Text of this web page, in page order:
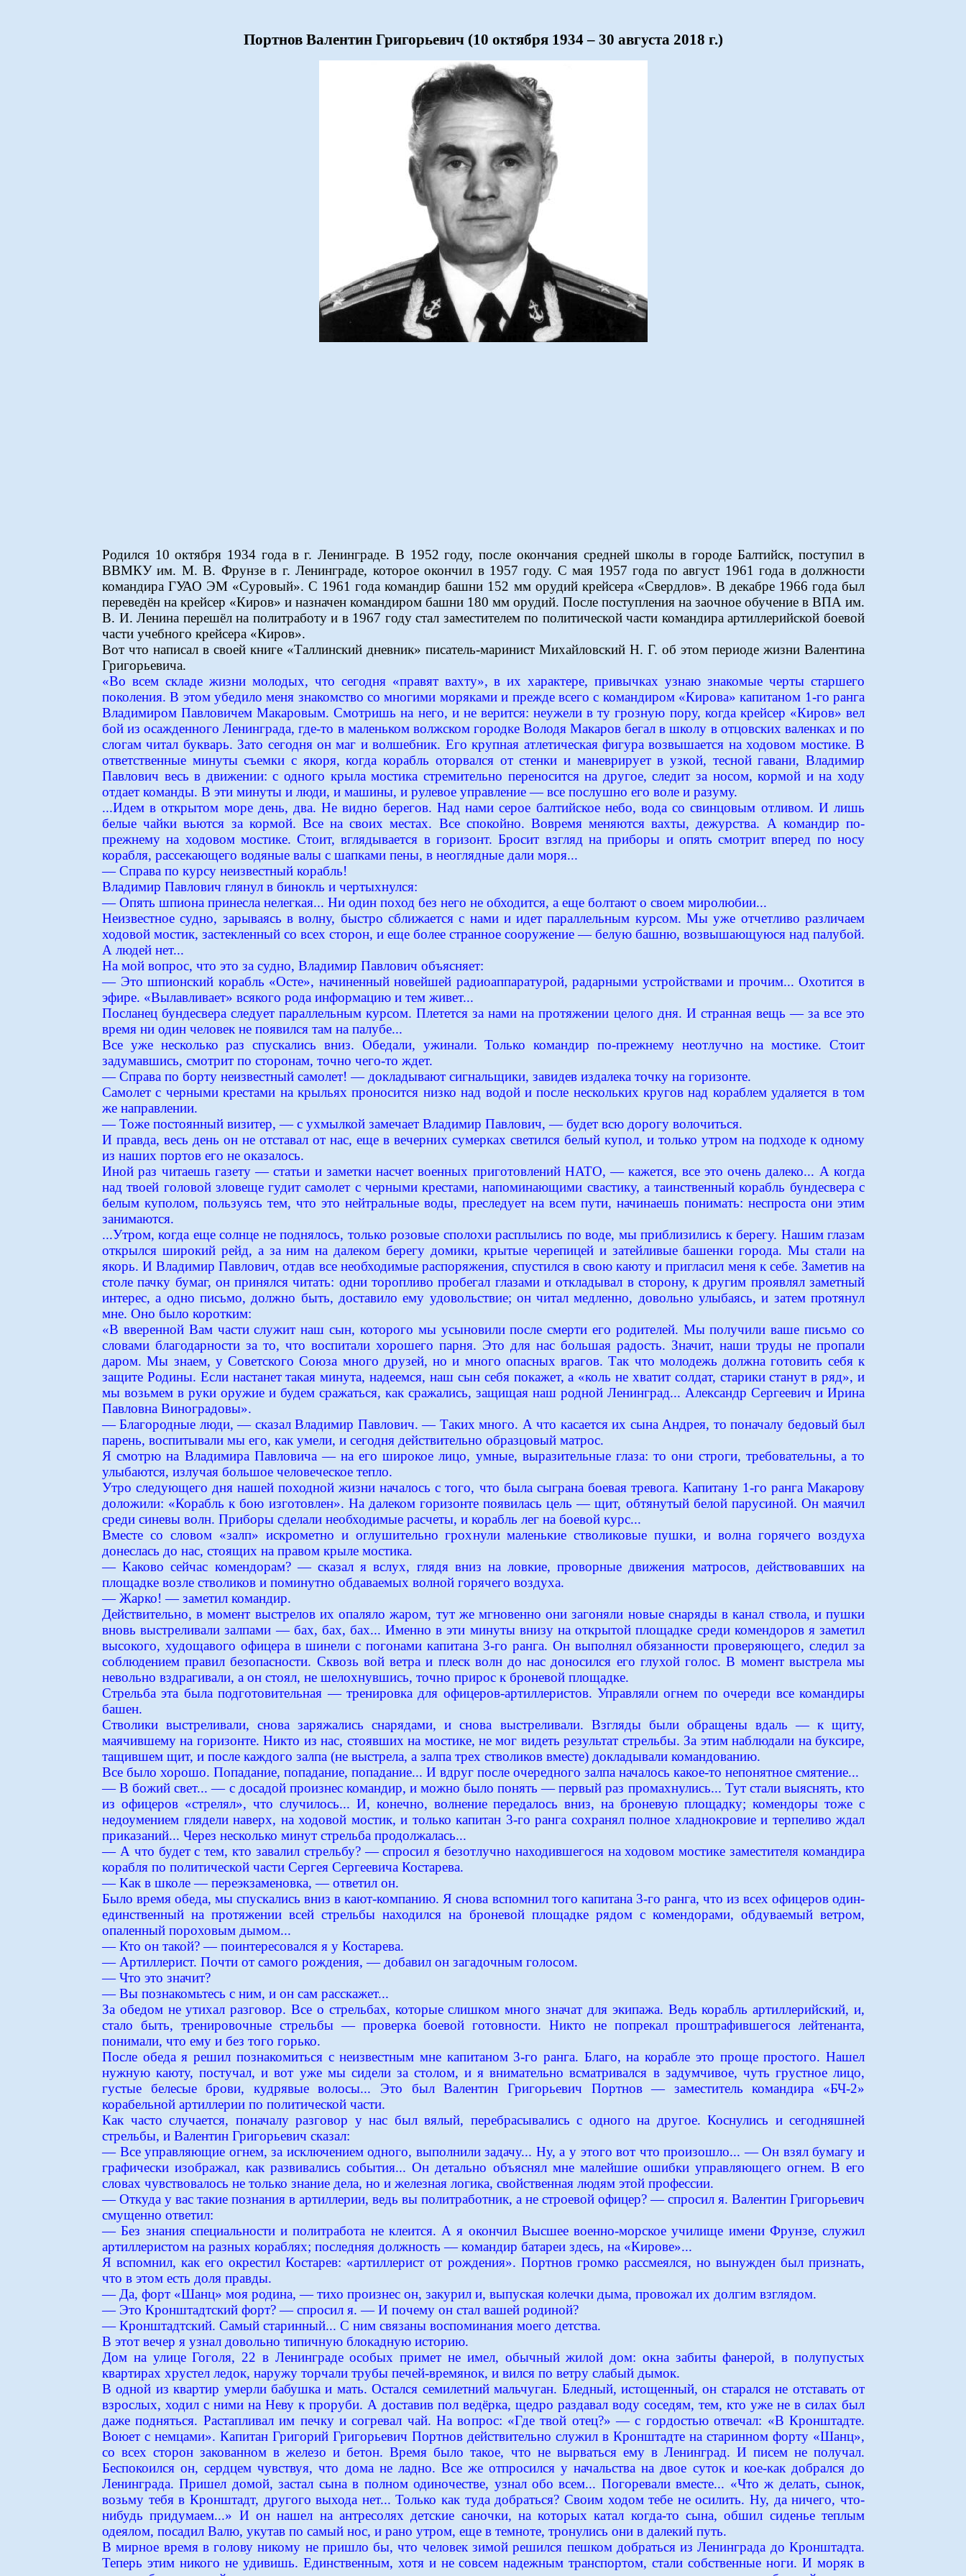
Портнов Валентин Григорьевич (10 октября 1934 – 30 августа 2018 г.)
Родился 10 октября 1934 года в г. Ленинграде. В 1952 году, после окончания средней школы в городе Балтийск, поступил в
ВВМКУ им. М. В. Фрунзе в г. Ленинграде, которое окончил в 1957 году. С мая 1957 года по август 1961 года в должности
командира ГУАО ЭМ «Суровый». С 1961 года командир башни 152 мм орудий крейсера «Свердлов». В декабре 1966 года был
переведён на крейсер «Киров» и назначен командиром башни 180 мм орудий. После поступления на заочное обучение в ВПА им.
В. И. Ленина перешёл на политработу и в 1967 году стал заместителем по политической части командира артиллерийской боевой
части учебного крейсера «Киров».
Вот что написал в своей книге «Таллинский дневник» писатель-маринист Михайловский Н. Г. об этом периоде жизни Валентина
Григорьевича.
«Во всем складе жизни молодых, что сегодня «правят вахту», в их характере, привычках узнаю знакомые черты старшего
поколения. В этом убедило меня знакомство со многими моряками и прежде всего с командиром «Кирова» капитаном 1-го ранга
Владимиром Павловичем Макаровым. Смотришь на него, и не верится: неужели в ту грозную пору, когда крейсер «Киров» вел
бой из осажденного Ленинграда, где-то в маленьком волжском городке Володя Макаров бегал в школу в отцовских валенках и по
слогам читал букварь. Зато сегодня он маг и волшебник. Его крупная атлетическая фигура возвышается на ходовом мостике. В
ответственные минуты съемки с якоря, когда корабль оторвался от стенки и маневрирует в узкой, тесной гавани, Владимир
Павлович весь в движении: с одного крыла мостика стремительно переносится на другое, следит за носом, кормой и на ходу
отдает команды. В эти минуты и люди, и машины, и рулевое управление — все послушно его воле и разуму.
...Идем в открытом море день, два. Не видно берегов. Над нами серое балтийское небо, вода со свинцовым отливом. И лишь
белые чайки вьются за кормой. Все на своих местах. Все спокойно. Вовремя меняются вахты, дежурства. А командир по-
прежнему на ходовом мостике. Стоит, вглядывается в горизонт. Бросит взгляд на приборы и опять смотрит вперед по носу
корабля, рассекающего водяные валы с шапками пены, в неоглядные дали моря...
— Справа по курсу неизвестный корабль!
Владимир Павлович глянул в бинокль и чертыхнулся:
— Опять шпиона принесла нелегкая... Ни один поход без него не обходится, а еще болтают о своем миролюбии...
Неизвестное судно, зарываясь в волну, быстро сближается с нами и идет параллельным курсом. Мы уже отчетливо различаем
ходовой мостик, застекленный со всех сторон, и еще более странное сооружение — белую башню, возвышающуюся над палубой.
А людей нет...
На мой вопрос, что это за судно, Владимир Павлович объясняет:
— Это шпионский корабль «Осте», начиненный новейшей радиоаппаратурой, радарными устройствами и прочим... Охотится в
эфире. «Вылавливает» всякого рода информацию и тем живет...
Посланец бундесвера следует параллельным курсом. Плетется за нами на протяжении целого дня. И странная вещь — за все это
время ни один человек не появился там на палубе...
Все уже несколько раз спускались вниз. Обедали, ужинали. Только командир по-прежнему неотлучно на мостике. Стоит
задумавшись, смотрит по сторонам, точно чего-то ждет.
— Справа по борту неизвестный самолет! — докладывают сигнальщики, завидев издалека точку на горизонте.
Самолет с черными крестами на крыльях проносится низко над водой и после нескольких кругов над кораблем удаляется в том
же направлении.
— Тоже постоянный визитер, — с ухмылкой замечает Владимир Павлович, — будет всю дорогу волочиться.
И правда, весь день он не отставал от нас, еще в вечерних сумерках светился белый купол, и только утром на подходе к одному
из наших портов его не оказалось.
Иной раз читаешь газету — статьи и заметки насчет военных приготовлений НАТО, — кажется, все это очень далеко... А когда
над твоей головой зловеще гудит самолет с черными крестами, напоминающими свастику, а таинственный корабль бундесвера с
белым куполом, пользуясь тем, что это нейтральные воды, преследует на всем пути, начинаешь понимать: неспроста они этим
занимаются.
...Утром, когда еще солнце не поднялось, только розовые сполохи расплылись по воде, мы приблизились к берегу. Нашим глазам
открылся широкий рейд, а за ним на далеком берегу домики, крытые черепицей и затейливые башенки города. Мы стали на
якорь. И Владимир Павлович, отдав все необходимые распоряжения, спустился в свою каюту и пригласил меня к себе. Заметив на
столе пачку бумаг, он принялся читать: одни торопливо пробегал глазами и откладывал в сторону, к другим проявлял заметный
интерес, а одно письмо, должно быть, доставило ему удовольствие; он читал медленно, довольно улыбаясь, и затем протянул
мне. Оно было коротким:
«В вверенной Вам части служит наш сын, которого мы усыновили после смерти его родителей. Мы получили ваше письмо со
словами благодарности за то, что воспитали хорошего парня. Это для нас большая радость. Значит, наши труды не пропали
даром. Мы знаем, у Советского Союза много друзей, но и много опасных врагов. Так что молодежь должна готовить себя к
защите Родины. Если настанет такая минута, надеемся, наш сын себя покажет, а «коль не хватит солдат, старики станут в ряд», и
мы возьмем в руки оружие и будем сражаться, как сражались, защищая наш родной Ленинград... Александр Сергеевич и Ирина
Павловна Виноградовы».
— Благородные люди, — сказал Владимир Павлович. — Таких много. А что касается их сына Андрея, то поначалу бедовый был
парень, воспитывали мы его, как умели, и сегодня действительно образцовый матрос.
Я смотрю на Владимира Павловича — на его широкое лицо, умные, выразительные глаза: то они строги, требовательны, а то
улыбаются, излучая большое человеческое тепло.
Утро следующего дня нашей походной жизни началось с того, что была сыграна боевая тревога. Капитану 1-го ранга Макарову
доложили: «Корабль к бою изготовлен». На далеком горизонте появилась цель — щит, обтянутый белой парусиной. Он маячил
среди синевы волн. Приборы сделали необходимые расчеты, и корабль лег на боевой курс...
Вместе со словом «залп» искрометно и оглушительно грохнули маленькие стволиковые пушки, и волна горячего воздуха
донеслась до нас, стоящих на правом крыле мостика.
— Каково сейчас комендорам? — сказал я вслух, глядя вниз на ловкие, проворные движения матросов, действовавших на
площадке возле стволиков и поминутно обдаваемых волной горячего воздуха.
— Жарко! — заметил командир.
Действительно, в момент выстрелов их опаляло жаром, тут же мгновенно они загоняли новые снаряды в канал ствола, и пушки
вновь выстреливали залпами — бах, бах, бах... Именно в эти минуты внизу на открытой площадке среди комендоров я заметил
высокого, худощавого офицера в шинели с погонами капитана 3-го ранга. Он выполнял обязанности проверяющего, следил за
соблюдением правил безопасности. Сквозь вой ветра и плеск волн до нас доносился его глухой голос. В момент выстрела мы
невольно вздрагивали, а он стоял, не шелохнувшись, точно прирос к броневой площадке.
Стрельба эта была подготовительная — тренировка для офицеров-артиллеристов. Управляли огнем по очереди все командиры
башен.
Стволики выстреливали, снова заряжались снарядами, и снова выстреливали. Взгляды были обращены вдаль — к щиту,
маячившему на горизонте. Никто из нас, стоявших на мостике, не мог видеть результат стрельбы. За этим наблюдали на буксире,
тащившем щит, и после каждого залпа (не выстрела, а залпа трех стволиков вместе) докладывали командованию.
Все было хорошо. Попадание, попадание, попадание... И вдруг после очередного залпа началось какое-то непонятное смятение...
— В божий свет... — с досадой произнес командир, и можно было понять — первый раз промахнулись... Тут стали выяснять, кто
из офицеров «стрелял», что случилось... И, конечно, волнение передалось вниз, на броневую площадку; комендоры тоже с
недоумением глядели наверх, на ходовой мостик, и только капитан 3-го ранга сохранял полное хладнокровие и терпеливо ждал
приказаний... Через несколько минут стрельба продолжалась...
— А что будет с тем, кто завалил стрельбу? — спросил я безотлучно находившегося на ходовом мостике заместителя командира
корабля по политической части Сергея Сергеевича Костарева.
— Как в школе — переэкзаменовка, — ответил он.
Было время обеда, мы спускались вниз в кают-компанию. Я снова вспомнил того капитана 3-го ранга, что из всех офицеров один-
единственный на протяжении всей стрельбы находился на броневой площадке рядом с комендорами, обдуваемый ветром,
опаленный пороховым дымом...
— Кто он такой? — поинтересовался я у Костарева.
— Артиллерист. Почти от самого рождения, — добавил он загадочным голосом.
— Что это значит?
— Вы познакомьтесь с ним, и он сам расскажет...
За обедом не утихал разговор. Все о стрельбах, которые слишком много значат для экипажа. Ведь корабль артиллерийский, и,
стало быть, тренировочные стрельбы — проверка боевой готовности. Никто не попрекал проштрафившегося лейтенанта,
понимали, что ему и без того горько.
После обеда я решил познакомиться с неизвестным мне капитаном 3-го ранга. Благо, на корабле это проще простого. Нашел
нужную каюту, постучал, и вот уже мы сидели за столом, и я внимательно всматривался в задумчивое, чуть грустное лицо,
густые белесые брови, кудрявые волосы... Это был Валентин Григорьевич Портнов — заместитель командира «БЧ-2»
корабельной артиллерии по политической части.
Как часто случается, поначалу разговор у нас был вялый, перебрасывались с одного на другое. Коснулись и сегодняшней
стрельбы, и Валентин Григорьевич сказал:
— Все управляющие огнем, за исключением одного, выполнили задачу... Ну, а у этого вот что произошло... — Он взял бумагу и
графически изображал, как развивались события... Он детально объяснял мне малейшие ошибки управляющего огнем. В его
словах чувствовалось не только знание дела, но и железная логика, свойственная людям этой профессии.
— Откуда у вас такие познания в артиллерии, ведь вы политработник, а не строевой офицер? — спросил я. Валентин Григорьевич
смущенно ответил:
— Без знания специальности и политработа не клеится. А я окончил Высшее военно-морское училище имени Фрунзе, служил
артиллеристом на разных кораблях; последняя должность — командир батареи здесь, на «Кирове»...
Я вспомнил, как его окрестил Костарев: «артиллерист от рождения». Портнов громко рассмеялся, но вынужден был признать,
что в этом есть доля правды.
— Да, форт «Шанц» моя родина, — тихо произнес он, закурил и, выпуская колечки дыма, провожал их долгим взглядом.
— Это Кронштадтский форт? — спросил я. — И почему он стал вашей родиной?
— Кронштадтский. Самый старинный... С ним связаны воспоминания моего детства.
В этот вечер я узнал довольно типичную блокадную историю.
Дом на улице Гоголя, 22 в Ленинграде особых примет не имел, обычный жилой дом: окна забиты фанерой, в полупустых
квартирах хрустел ледок, наружу торчали трубы печей-времянок, и вился по ветру слабый дымок.
В одной из квартир умерли бабушка и мать. Остался семилетний мальчуган. Бледный, истощенный, он старался не отставать от
взрослых, ходил с ними на Неву к проруби. А доставив пол ведёрка, щедро раздавал воду соседям, тем, кто уже не в силах был
даже подняться. Растапливал им печку и согревал чай. На вопрос: «Где твой отец?» — с гордостью отвечал: «В Кронштадте.
Воюет с немцами». Капитан Григорий Григорьевич Портнов действительно служил в Кронштадте на старинном форту «Шанц»,
со всех сторон закованном в железо и бетон. Время было такое, что не вырваться ему в Ленинград. И писем не получал.
Беспокоился он, сердцем чувствуя, что дома не ладно. Все же отпросился у начальства на двое суток и кое-как добрался до
Ленинграда. Пришел домой, застал сына в полном одиночестве, узнал обо всем... Погоревали вместе... «Что ж делать, сынок,
возьму тебя в Кронштадт, другого выхода нет... Только как туда добраться? Своим ходом тебе не осилить. Ну, да ничего, что-
нибудь придумаем...» И он нашел на антресолях детские саночки, на которых катал когда-то сына, обшил сиденье теплым
одеялом, посадил Валю, укутав по самый нос, и рано утром, еще в темноте, тронулись они в далекий путь.
В мирное время в голову никому не пришло бы, что человек зимой решился пешком добраться из Ленинграда до Кронштадта.
Теперь этим никого не удивишь. Единственным, хотя и не совсем надежным транспортом, стали собственные ноги. И моряк в